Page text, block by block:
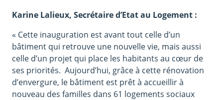
Karine Lalieux, Secrétaire d’Etat au Logement :
« Cette inauguration est avant tout celle d’un
bâtiment qui retrouve une nouvelle vie, mais aussi
celle d’un projet qui place les habitants au cœur de
ses priorités. Aujourd’hui, grâce à cette rénovation
d’envergure, le bâtiment est prêt à accueillir à
nouveau des familles dans 61 logements sociaux